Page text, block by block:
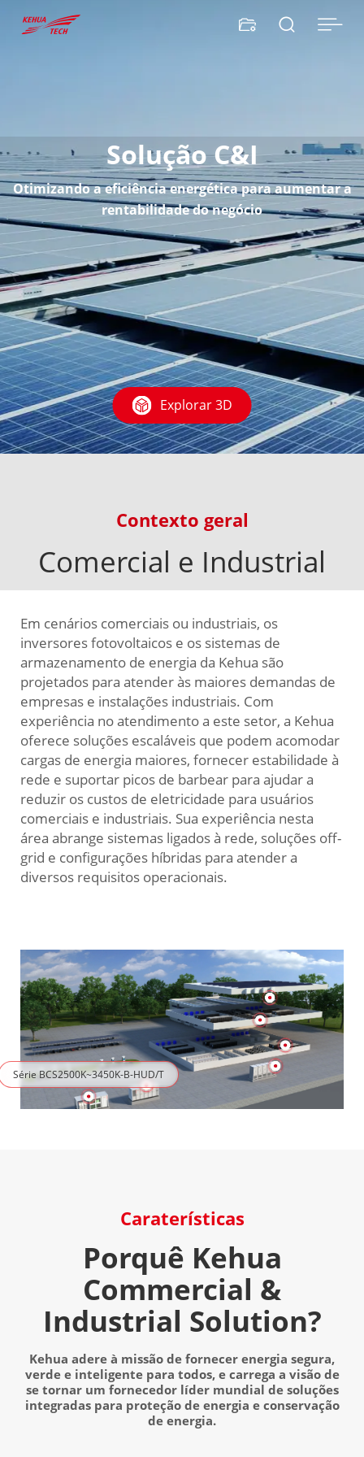
 
Solução C&I
Otimizando a eficiência energética para aumentar a
rentabilidade do negócio
Explorar 3D
Contexto geral
Comercial e Industrial
Em cenários comerciais ou industriais, os
inversores fotovoltaicos e os sistemas de
armazenamento de energia da Kehua são
projetados para atender às maiores demandas de
empresas e instalações industriais. Com
experiência no atendimento a este setor, a Kehua
oferece soluções escaláveis que podem acomodar
cargas de energia maiores, fornecer estabilidade à
rede e suportar picos de barbear para ajudar a
reduzir os custos de eletricidade para usuários
comerciais e industriais. Sua experiência nesta
área abrange sistemas ligados à rede, soluções off-
grid e configurações híbridas para atender a
diversos requisitos operacionais.
Série BCS2500K~3450K-B-HUD/T
Caraterísticas
Porquê Kehua
Commercial &
Industrial Solution?
Kehua adere à missão de fornecer energia segura,
verde e inteligente para todos, e carrega a visão de
se tornar um fornecedor líder mundial de soluções
integradas para proteção de energia e conservação
de energia.